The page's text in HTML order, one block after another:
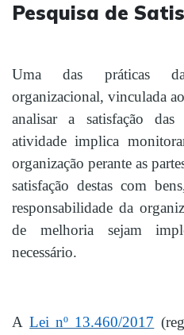
Pesquisa de
Uma das práticas
organizacional, vinculada
analisar a satisfação das
atividade implica
organização perante as
satisfação destas com
responsabilidade da
de melhoria sejam
necessário.
ALei nº 13.460/2017